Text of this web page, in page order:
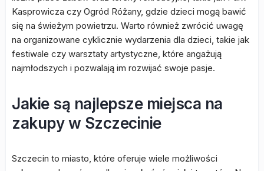
Kasprowicza czy Ogród Różany, gdzie dzieci mogą bawić
się na świeżym powietrzu. Warto również zwrócić uwagę
na organizowane cyklicznie wydarzenia dla dzieci, takie jak
festiwale czy warsztaty artystyczne, które angażują
najmłodszych i pozwalają im rozwijać swoje pasje.
Jakie są najlepsze miejsca na
zakupy w Szczecinie
Szczecin to miasto, które oferuje wiele możliwości